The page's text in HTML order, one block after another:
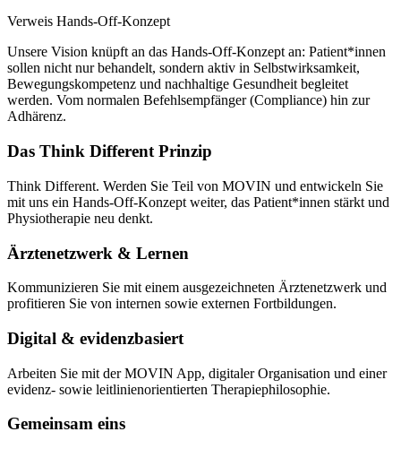
Verweis Hands-Off-Konzept
Unsere Vision knüpft an das Hands-Off-Konzept an: Patient*innen
sollen nicht nur behandelt, sondern aktiv in Selbstwirksamkeit,
Bewegungskompetenz und nachhaltige Gesundheit begleitet
werden. Vom normalen Befehlsempfänger (Compliance) hin zur
Adhärenz.
Das Think Different Prinzip
Think Different. Werden Sie Teil von MOVIN und entwickeln Sie
mit uns ein Hands-Off-Konzept weiter, das Patient*innen stärkt und
Physiotherapie neu denkt.
Ärztenetzwerk & Lernen
Kommunizieren Sie mit einem ausgezeichneten Ärztenetzwerk und
profitieren Sie von internen sowie externen Fortbildungen.
Digital & evidenzbasiert
Arbeiten Sie mit der MOVIN App, digitaler Organisation und einer
evidenz- sowie leitlinienorientierten Therapiephilosophie.
Gemeinsam eins